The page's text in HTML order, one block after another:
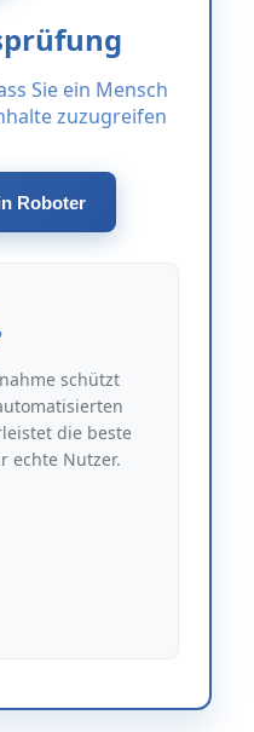
Sie ein Mensch
zuzugreifen
Roboter
schützt
die beste
echte Nutzer.